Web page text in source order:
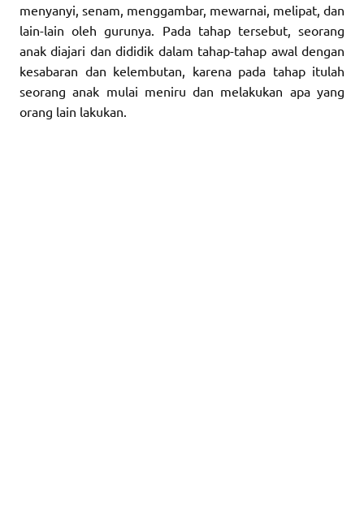
menyanyi, senam, menggambar, mewarnai, melipat, dan
lain-lain oleh gurunya. Pada tahap tersebut, seorang
anak diajari dan dididik dalam tahap-tahap awal dengan
kesabaran dan kelembutan, karena pada tahap itulah
seorang anak mulai meniru dan melakukan apa yang
orang lain lakukan.